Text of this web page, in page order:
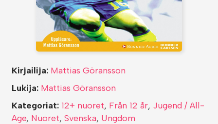
Kirjailija: Mattias Göransson
Lukija: Mattias Göransson
Kategoriat: 12+ nuoret, Från 12 år, Jugend / All-
Age, Nuoret, Svenska, Ungdom